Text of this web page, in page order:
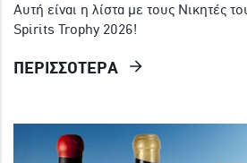
Αυτή είναι η λίστα με τους Νικητές
Spirits Trophy 2026!
ΠΕΡΙΣΣΟΤΕΡΑ